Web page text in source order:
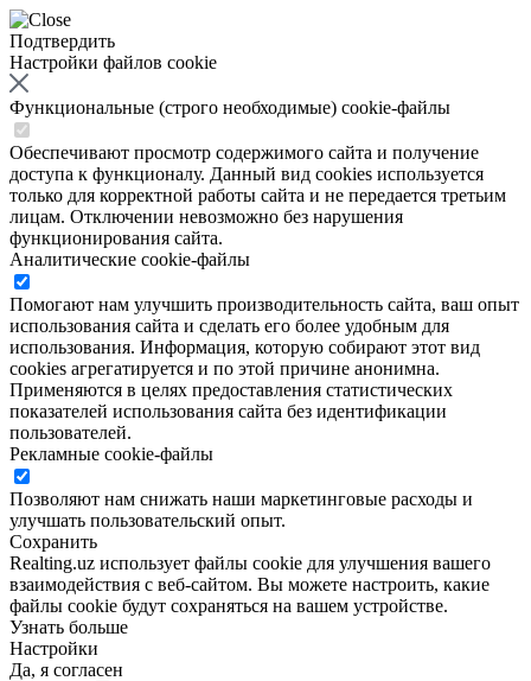
Подтвердить
Настройки файлов cookie
Функциональные (строго необходимые) cookie-файлы
Обеспечивают просмотр содержимого сайта и получение
доступа к функционалу. Данный вид cookies используется
только для корректной работы сайта и не передается третьим
лицам. Отключении невозможно без нарушения
функционирования сайта.
Аналитические cookie-файлы
Помогают нам улучшить производительность сайта, ваш опыт
использования сайта и сделать его более удобным для
использования. Информация, которую собирают этот вид
cookies агрегатируется и по этой причине анонимна.
Применяются в целях предоставления статистических
показателей использования сайта без идентификации
пользователей.
Рекламные cookie-файлы
Позволяют нам снижать наши маркетинговые расходы и
улучшать пользовательский опыт.
Сохранить
Realting.uz использует файлы cookie для улучшения вашего
взаимодействия с веб-сайтом. Вы можете настроить, какие
файлы cookie будут сохраняться на вашем устройстве.
Узнать больше
Настройки
Да, я согласен